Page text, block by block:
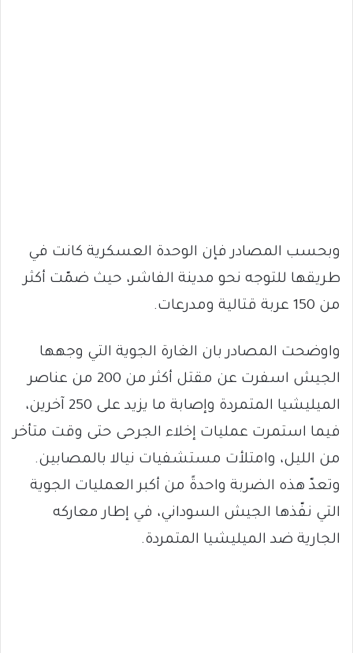
وبحسب المصادر فإن الوحدة العسكرية كانت في
طريقها للتوجه نحو مدينة الفاشر، حيث ضمّت أكثر
من 150 عربة قتالية ومدرعات.
واوضحت المصادر بان الغارة الجوية التي وجهها
الجيش اسفرت عن مقتل أكثر من 200 من عناصر
الميليشيا المتمردة وإصابة ما يزيد على 250 آخرين،
فيما استمرت عمليات إخلاء الجرحى حتى وقت متأخر
من الليل، وامتلأت مستشفيات نيالا بالمصابين.
وتعدّ هذه الضربة واحدةً من أكبر العمليات الجوية
التي نفّذها الجيش السوداني، في إطار معاركه
الجارية ضد الميليشيا المتمردة.